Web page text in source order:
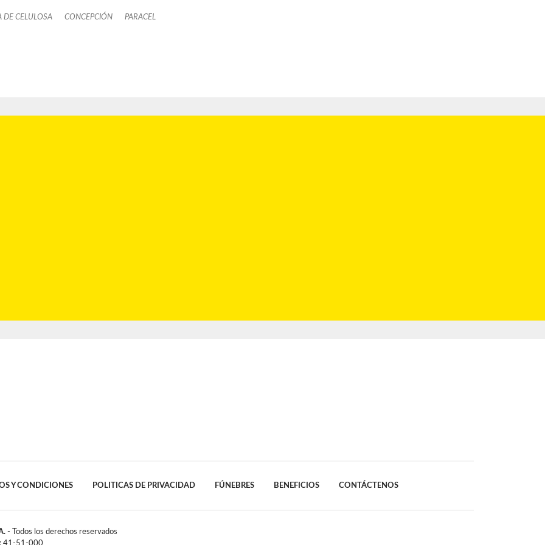
DE CELULOSA CONCEPCIÓN PARACEL
Y CONDICIONES POLITICAS DE PRIVACIDAD FÚNEBRES BENEFICIOS CONTÁCTENOS
- Todos los derechos reservados
41-51-000